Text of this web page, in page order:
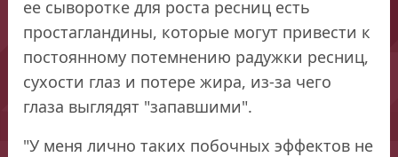
ее сыворотке для роста ресниц есть
простагландины, которые могут привести к
постоянному потемнению радужки ресниц,
сухости глаз и потере жира, из-за чего
глаза выглядят "запавшими".
"У меня лично таких побочных эффектов не